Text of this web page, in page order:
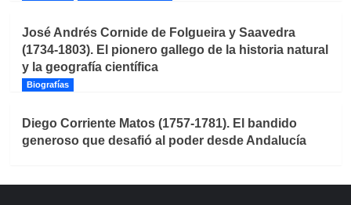
José Andrés Cornide de Folgueira y Saavedra
(1734-1803). El pionero gallego de la historia natural
y la geografía científica
Biografías
Diego Corriente Matos (1757-1781). El bandido
generoso que desafió al poder desde Andalucía